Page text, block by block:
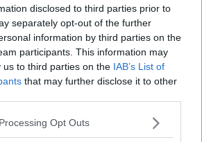
disclosed to third parties prior to
separately opt-out of the further
information by third parties on the
participants. This information may
us to third parties on the IAB’s List of
that may further disclose it to other
website/app uses one or more Google
Opt Outs
efterträdare!
enda gröna dagstidning som
kickar igång dagen med
11. Parollen under
Håkan Juholt.